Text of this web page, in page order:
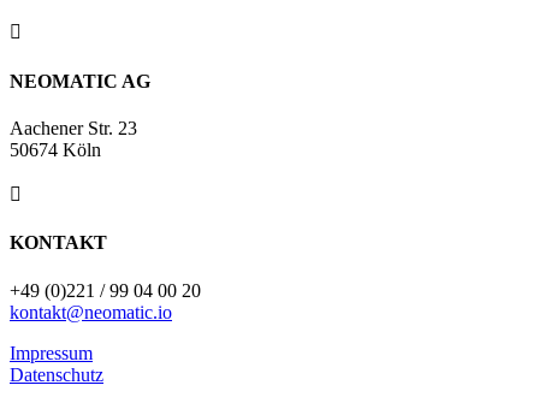

NEOMATIC AG
Aachener Str. 23
50674 Köln

KONTAKT
+49 (0)221 / 99 04 00 20
kontakt@neomatic.io
Impressum
Datenschutz